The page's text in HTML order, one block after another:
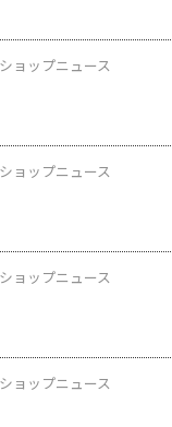
ショップニュース
ショップニュース
ショップニュース
ショップニュース